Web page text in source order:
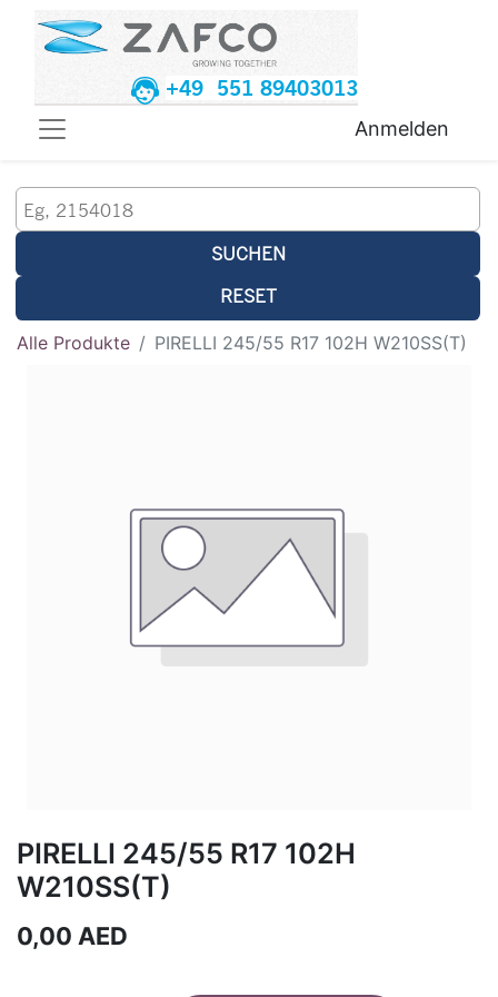
+49 551 89403013
Anmelden
SUCHEN
RESET
Alle Produkte PIRELLI 245/55 R17 102H W210SS(T)
PIRELLI 245/55 R17 102H
W210SS(T)
0,00 AED